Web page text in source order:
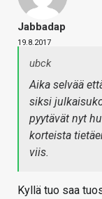
Jabbadap
19.8.2017
ubck
Aika selvää
siksi
pyytävät nyt
korteista
viis.
Kyllä tuo saa